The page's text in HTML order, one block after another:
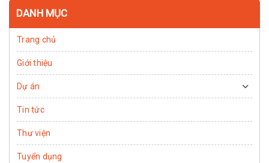
DANH MỤC
Trang chủ
Giới thiệu
Dự án
Tin tức
Thư viện
Tuyển dụng